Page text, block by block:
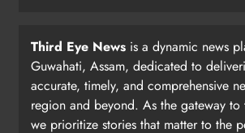
Third Eye News is a dynamic news
Guwahati, Assam, dedicated to
accurate, timely, and comprehensive
region and beyond. As the gateway to
we prioritize stories that matter to the